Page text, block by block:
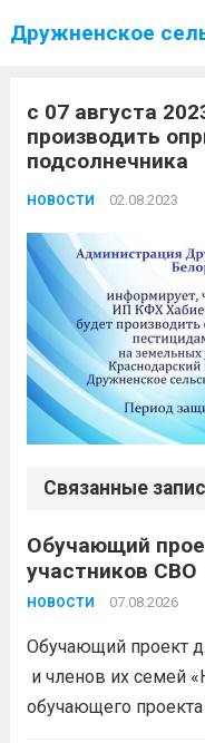
Дружненское
с 07 августа
производить
подсолнечника
НОВОСТИ 02.08.2023
Связанные
Обучающий
участников СВО и членов их семей «Наше
дело»
НОВОСТИ 07.08.2026
Обучающий проект
и членов их семей
обучающего